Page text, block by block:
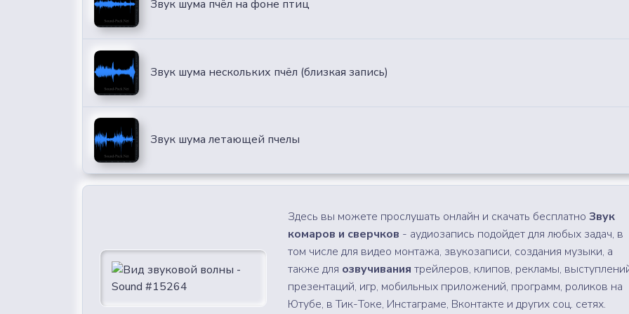
Звук шума пчёл на фоне птиц
Звук шума нескольких пчёл (близкая запись)
Звук шума летающей пчелы
Здесь вы можете прослушать онлайн и скачать бесплатноЗвук
комаров и сверчков - аудиозапись подойдет для любых задач, в
том числе для видео монтажа, звукозаписи, создания музыки, а
также для озвучивания трейлеров, клипов, рекламы,
презентаций, игр, мобильных приложений, программ, роликов на
Ютубе, в Тик-Токе, Инстаграме, Вконтакте и других соц. сетях.